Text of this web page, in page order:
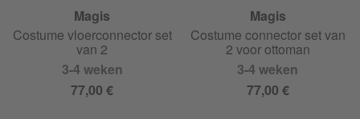
Magis
Costume vloerconnector set
van 2
3-4 weken
77,00 €
Magis
Costume connector set van
2 voor ottoman
3-4 weken
77,00 €